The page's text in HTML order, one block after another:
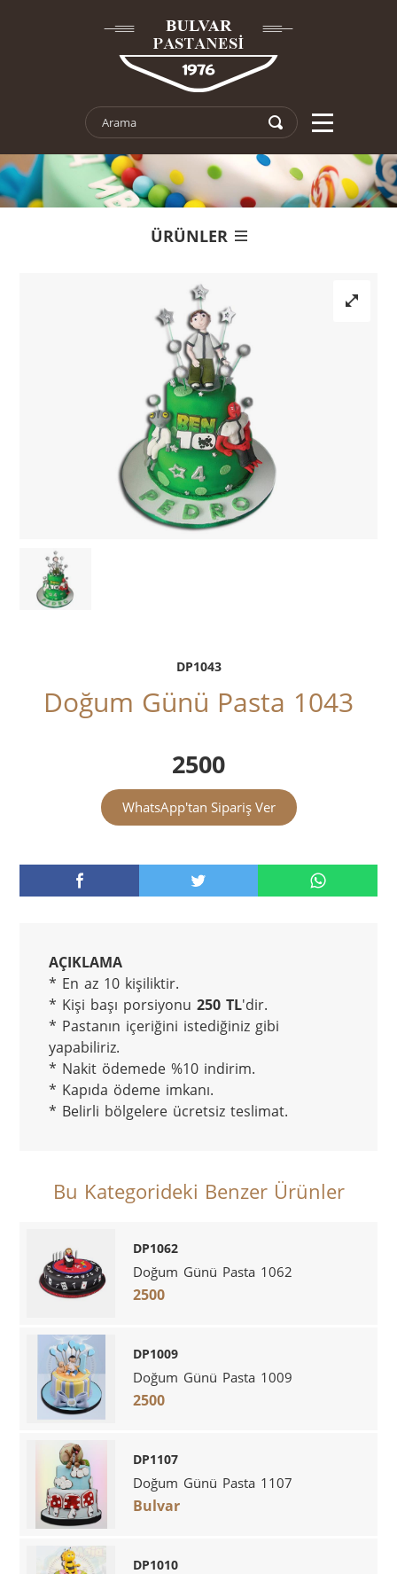
ÜRÜNLER
DP1043
Doğum Günü Pasta 1043
2500
WhatsApp'tan Sipariş Ver
AÇIKLAMA
* En az 10 kişiliktir.
* Kişi başı porsiyonu 250 TL'dir.
* Pastanın içeriğini istediğiniz gibi
yapabiliriz.
* Nakit ödemede %10 indirim.
* Kapıda ödeme imkanı.
* Belirli bölgelere ücretsiz teslimat.
Bu Kategorideki Benzer Ürünler
DP1062
Doğum Günü Pasta 1062
2500
DP1009
Doğum Günü Pasta 1009
2500
DP1107
Doğum Günü Pasta 1107
Bulvar
DP1010